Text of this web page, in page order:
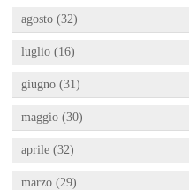
agosto (32)
luglio (16)
giugno (31)
maggio (30)
aprile (32)
marzo (29)